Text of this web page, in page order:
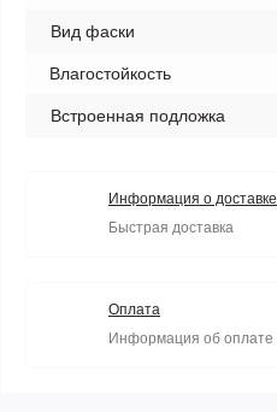
Вид фаски
Влагостойкость
Встроенная подложка
Информация о доставке
Быстрая доставка
Оплата
Информация об оплате